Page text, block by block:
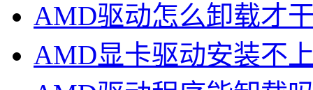
AMD驱动怎么卸载才
AMD显卡驱动安装不